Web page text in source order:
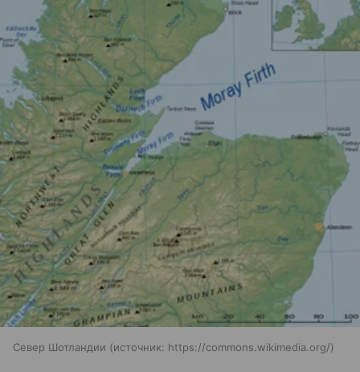
Север Шотландии источник: https://commons.wikimedia.org/